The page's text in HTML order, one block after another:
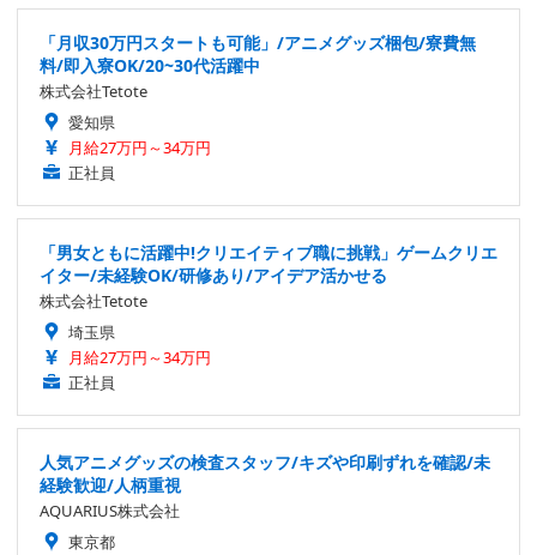
「月収30万円スタートも可能」/アニメグッズ梱包/寮費無
料/即入寮OK/20~30代活躍中
株式会社Tetote
愛知県
月給27万円～34万円
正社員
「男女ともに活躍中!クリエイティブ職に挑戦」ゲームクリエ
イター/未経験OK/研修あり/アイデア活かせる
株式会社Tetote
埼玉県
月給27万円～34万円
正社員
人気アニメグッズの検査スタッフ/キズや印刷ずれを確認/未
経験歓迎/人柄重視
AQUARIUS株式会社
東京都